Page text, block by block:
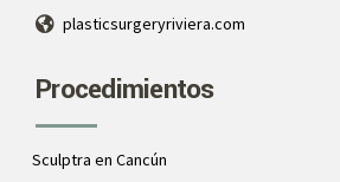
plasticsurgeryriviera.com
Procedimientos
Sculptra en Cancún